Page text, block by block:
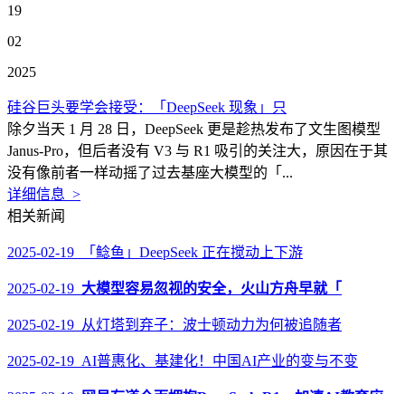
19
02
2025
硅谷巨头要学会接受：「DeepSeek 现象」只
除夕当天 1 月 28 日，DeepSeek 更是趁热发布了文生图模型
Janus-Pro，但后者没有 V3 与 R1 吸引的关注大，原因在于其
没有像前者一样动摇了过去基座大模型的「...
详细信息 >
相关新闻
2025-02-19 「鲶鱼」DeepSeek 正在搅动上下游
2025-02-19 大模型容易忽视的安全，火山方舟早就「
2025-02-19 从灯塔到弃子：波士顿动力为何被追随者
2025-02-19 AI普惠化、基建化！中国AI产业的变与不变